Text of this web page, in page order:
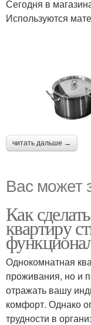
Сегодня в
Используются
читать дальше →
Вас может
Как
квартиру
Однокомнатная
проживания, но и
отражать вашу
комфорт. Однако
трудности в